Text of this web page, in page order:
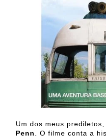
Um dos meus
Penn. O filme conta a